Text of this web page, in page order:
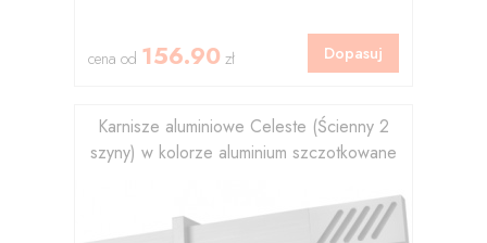
cena od 156.90 zł Dopasuj
Karnisze aluminiowe Celeste (Ścienny 2
szyny) w kolorze aluminium szczotkowane